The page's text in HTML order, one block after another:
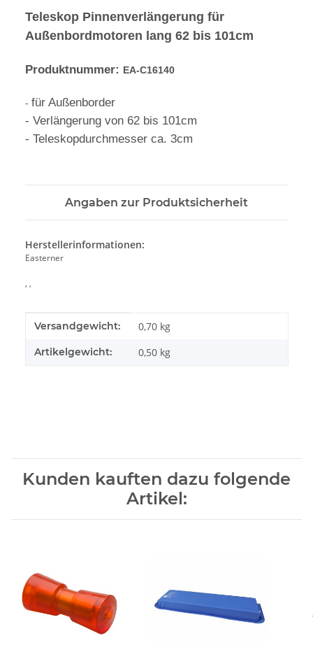
Teleskop Pinnenverlängerung für
Außenbordmotoren lang 62 bis 101cm
Produktnummer: EA-C16140
- für Außenborder
- Verlängerung von 62 bis 101cm
- Teleskopdurchmesser ca. 3cm
Angaben zur Produktsicherheit
Herstellerinformationen:
Easterner
, ,
Produkteigenschaft
Wert
Versandgewicht: 0,70 kg
Artikelgewicht: 0,50 kg
Kunden kauften dazu folgende
Artikel: